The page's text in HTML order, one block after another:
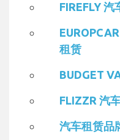
FIREFLY 汽
租赁
BUDGET
FLIZZR 汽
汽车租赁品